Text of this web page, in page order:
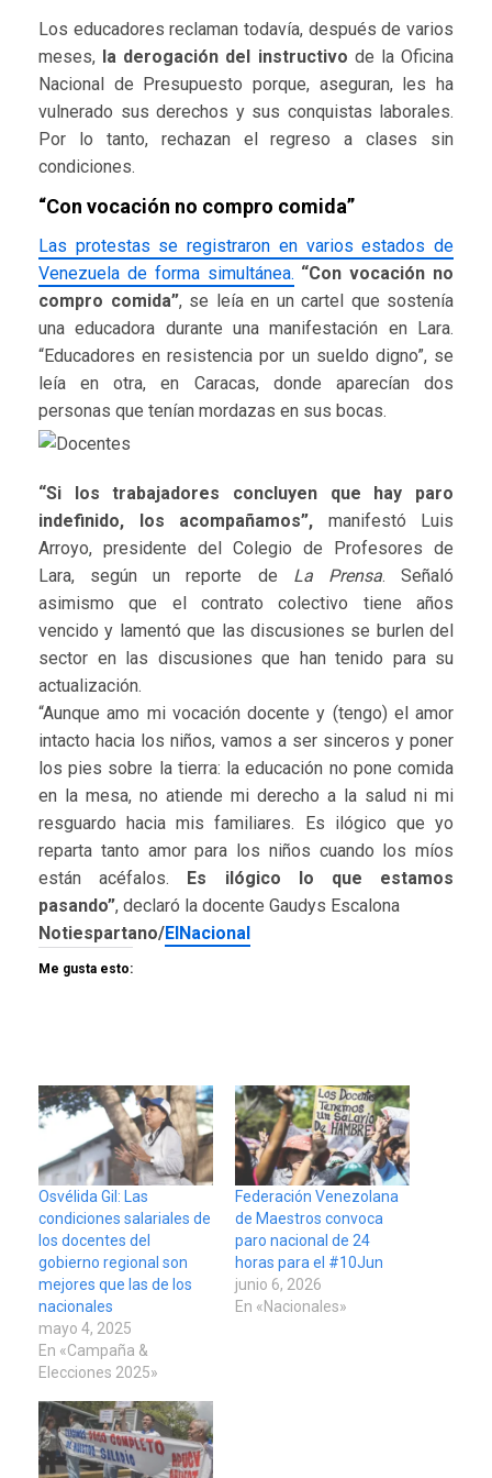
Los educadores reclaman todavía, después de varios
meses, la derogación del instructivo de la Oficina
Nacional de Presupuesto porque, aseguran, les ha
vulnerado sus derechos y sus conquistas laborales.
Por lo tanto, rechazan el regreso a clases sin
condiciones.
“Con vocación no compro comida”
Las protestas se registraron en varios estados de
Venezuela de forma simultánea. “Con vocación no
compro comida”, se leía en un cartel que sostenía
una educadora durante una manifestación en Lara.
“Educadores en resistencia por un sueldo digno”, se
leía en otra, en Caracas, donde aparecían dos
personas que tenían mordazas en sus bocas.
“Si los trabajadores concluyen que hay paro
indefinido, los acompañamos”, manifestó Luis
Arroyo, presidente del Colegio de Profesores de
Lara, según un reporte de La Prensa. Señaló
asimismo que el contrato colectivo tiene años
vencido y lamentó que las discusiones se burlen del
sector en las discusiones que han tenido para su
actualización.
“Aunque amo mi vocación docente y (tengo) el amor
intacto hacia los niños, vamos a ser sinceros y poner
los pies sobre la tierra: la educación no pone comida
en la mesa, no atiende mi derecho a la salud ni mi
resguardo hacia mis familiares. Es ilógico que yo
reparta tanto amor para los niños cuando los míos
están acéfalos. Es ilógico lo que estamos
pasando”, declaró la docente Gaudys Escalona
Notiespartano/ElNacional
Me gusta esto:
Osvélida Gil: Las
condiciones salariales de
los docentes del
gobierno regional son
mejores que las de los
nacionales
mayo 4, 2025
En «Campaña &
Elecciones 2025»
Federación Venezolana
de Maestros convoca
paro nacional de 24
horas para el #10Jun
junio 6, 2026
En «Nacionales»